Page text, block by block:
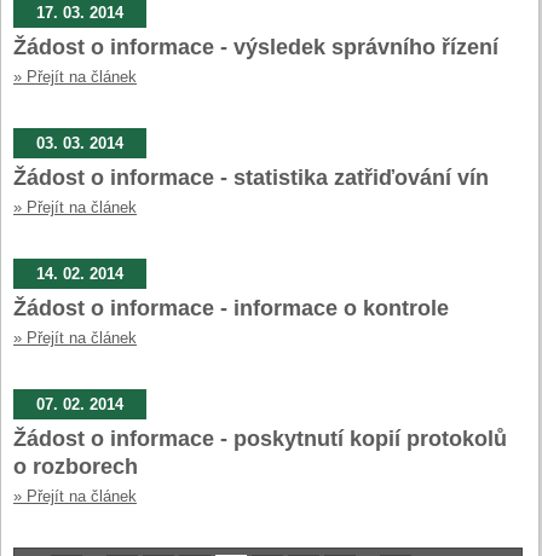
17. 03. 2014
Žádost o informace - výsledek správního řízení
» Přejít na článek
03. 03. 2014
Žádost o informace - statistika zatřiďování vín
» Přejít na článek
14. 02. 2014
Žádost o informace - informace o kontrole
» Přejít na článek
07. 02. 2014
Žádost o informace - poskytnutí kopií protokolů
o rozborech
» Přejít na článek